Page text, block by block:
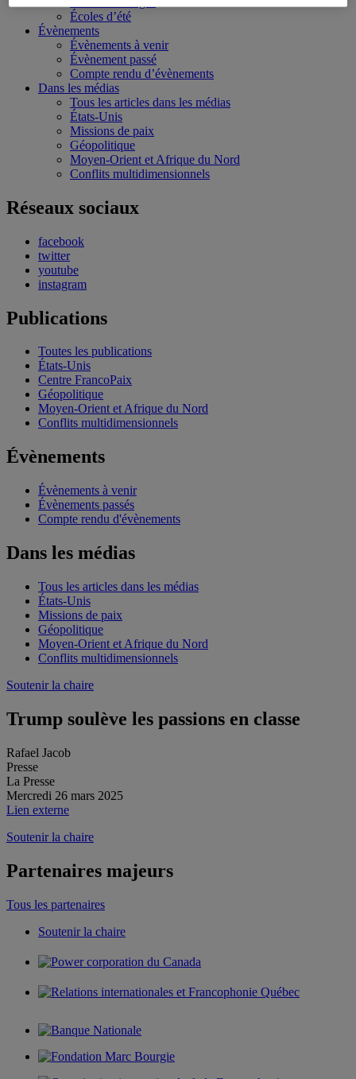
Écoles d’été
Évènements
Évènements à venir
Évènement passé
Compte rendu d’évènements
Dans les médias
Tous les articles dans les médias
États-Unis
Missions de paix
Géopolitique
Moyen-Orient et Afrique du Nord
Conflits multidimensionnels
Réseaux sociaux
facebook
twitter
youtube
instagram
Publications
Toutes les publications
États-Unis
Centre FrancoPaix
Géopolitique
Moyen-Orient et Afrique du Nord
Conflits multidimensionnels
Évènements
Évènements à venir
Évènements passés
Compte rendu d'évènements
Dans les médias
Tous les articles dans les médias
États-Unis
Missions de paix
Géopolitique
Moyen-Orient et Afrique du Nord
Conflits multidimensionnels
Soutenir la chaire
Trump soulève les passions en classe
Rafael Jacob
Presse
La Presse
Mercredi 26 mars 2025
Lien externe
Soutenir la chaire
Partenaires majeurs
Tous les partenaires
Soutenir la chaire